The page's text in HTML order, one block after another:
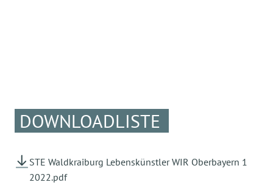
DOWNLOADLISTE
STE Waldkraiburg Lebenskünstler WIR Oberbayern 1
2022.pdf